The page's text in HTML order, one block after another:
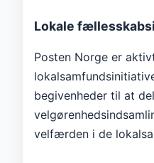
Lokale
Posten Norge er
begivenheder til at
velfærden i de